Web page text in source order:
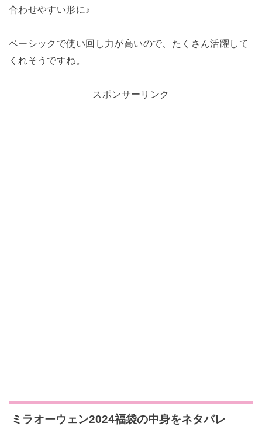
合わせやすい形に♪
ベーシックで使い回し力が高いので、たくさん活躍して
くれそうですね。
スポンサーリンク
ミラオーウェン2024福袋の中身をネタバレ